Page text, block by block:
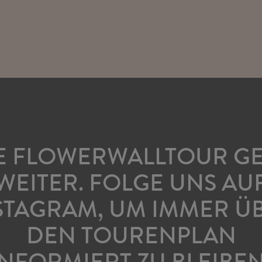
FLOWERWALLTOUR
FOLGE UNS
UM IMMER
DEN TOURENPLAN